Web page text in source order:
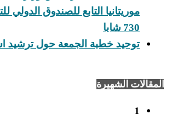
موريتانيا التابع للصندوق الدولي
730 شابا
توحيد خطبة الجمعة حول ترشيد
المقالات الشهيرة
1